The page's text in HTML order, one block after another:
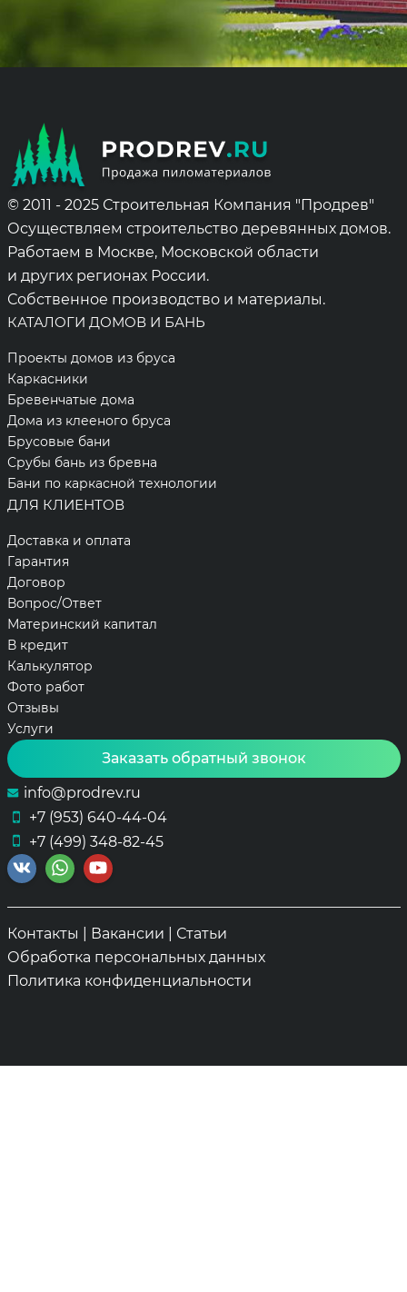
© 2011 - 2025 Строительная Компания "Продрев"
Осуществляем строительство деревянных домов.
Работаем в Москве, Московской области
и других регионах России.
Собственное производство и материалы.
КАТАЛОГИ ДОМОВ И БАНЬ
Проекты домов из бруса
Каркасники
Бревенчатые дома
Дома из клееного бруса
Брусовые бани
Срубы бань из бревна
Бани по каркасной технологии
ДЛЯ КЛИЕНТОВ
Доставка и оплата
Гарантия
Договор
Вопрос/Ответ
Материнский капитал
В кредит
Калькулятор
Фото работ
Отзывы
Услуги
Заказать обратный звонок
info@prodrev.ru
+7 (953) 640-44-04
+7 (499) 348-82-45
Контакты Вакансии
Статьи
Обработка персональных данных
Политика конфиденциальности